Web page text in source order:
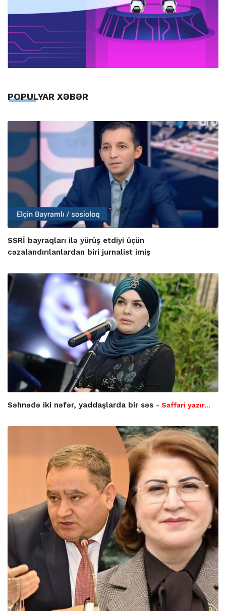
POPULYAR XƏBƏR
SSRİ bayraqları ilə yürüş etdiyi üçün
cəzalandırılanlardan biri jurnalist imiş
Səhnədə iki nəfər, yaddaşlarda bir səs - Saffari yazır…